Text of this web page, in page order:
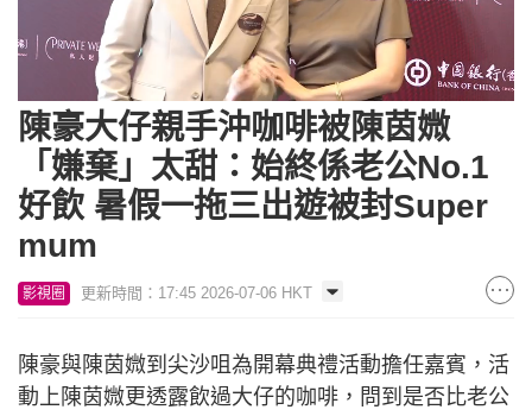
UnmuteLoaded
7.34%
陳豪大仔親手沖咖啡被陳茵媺
「嫌棄」太甜：始終係老公No.1
好飲 暑假一拖三出遊被封Super
mum
影視圈 更新時間：17:45 2026-07-06 HKT
陳豪與陳茵媺到尖沙咀為開幕典禮活動擔任嘉賓，活
動上陳茵媺更透露飲過大仔的咖啡，問到是否比老公